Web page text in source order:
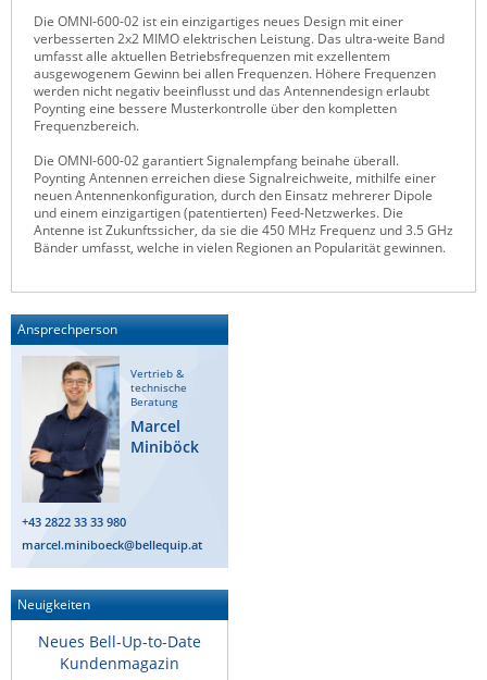
Poynting
Raritan
Riello UPS
Siretta
SIRIO Antenne
Sunbird
TEKTELIC
Teltonika
Unwired Networks
Vision
WATTECO
Westermo
Yuasa
ZPE Systems
News zu unseren Herstellern
Die OMNI-600-02 ist ein einzigartiges neues Design mit einer
verbesserten 2x2 MIMO elektrischen Leistung. Das ultra-weite Band
umfasst alle aktuellen Betriebsfrequenzen mit exzellentem
ausgewogenem Gewinn bei allen Frequenzen. Höhere Frequenzen
werden nicht negativ beeinflusst und das Antennendesign erlaubt
Poynting eine bessere Musterkontrolle über den kompletten
Frequenzbereich.
Die OMNI-600-02 garantiert Signalempfang beinahe überall.
Poynting Antennen erreichen diese Signalreichweite, mithilfe einer
neuen Antennenkonfiguration, durch den Einsatz mehrerer Dipole
und einem einzigartigen (patentierten) Feed-Netzwerkes. Die
Antenne ist Zukunftssicher, da sie die 450 MHz Frequenz und 3.5 GHz
Bänder umfasst, welche in vielen Regionen an Popularität gewinnen.
Ansprechperson
Vertrieb &
technische
Beratung
Marcel
Miniböck
+43 2822 33 33 980
marcel.miniboeck@bellequip.at
Neuigkeiten
Neues Bell-Up-to-Date
Kundenmagazin